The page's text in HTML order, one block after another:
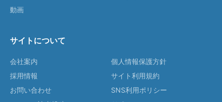
動画
サイトについて
会社案内
採用情報
お問い合わせ
個人情報保護方針
サイト利用規約
SNS利用ポリシー